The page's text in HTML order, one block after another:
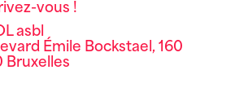
vous !
asbl
Émile Bockstael, 160
Bruxelles